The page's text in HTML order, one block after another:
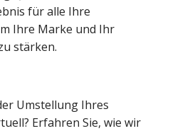
für alle Ihre
Ihre Marke und Ihr
stärken.
Umstellung Ihres
Erfahren Sie, wie wir